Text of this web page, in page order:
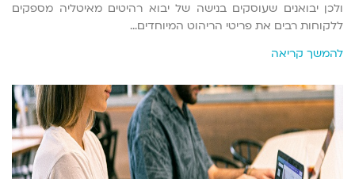
ולכן יבואנים שעוסקים בנישה של יבוא רהיטים מאיטליה מספקים
ללקוחות רבים את פריטי הריהוט המיוחדים…
להמשך קריאה